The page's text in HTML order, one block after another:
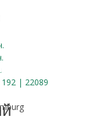
192 | 22089